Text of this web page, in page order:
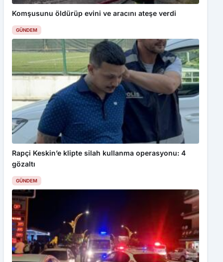
Komşusunu öldürüp evini ve aracını ateşe verdi
GÜNDEM
Rapçi Keskin’e klipte silah kullanma operasyonu: 4
gözaltı
GÜNDEM